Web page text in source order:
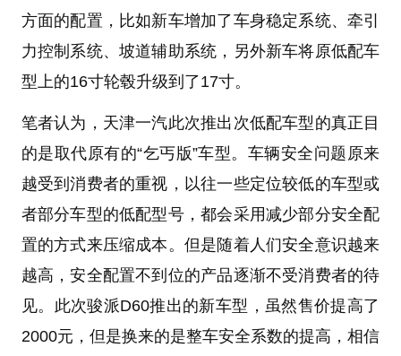
方面的配置，比如新车增加了车身稳定系统、牵引
力控制系统、坡道辅助系统，另外新车将原低配车
型上的16寸轮毂升级到了17寸。
笔者认为，天津一汽此次推出次低配车型的真正目
的是取代原有的“乞丐版”车型。车辆安全问题原来
越受到消费者的重视，以往一些定位较低的车型或
者部分车型的低配型号，都会采用减少部分安全配
置的方式来压缩成本。但是随着人们安全意识越来
越高，安全配置不到位的产品逐渐不受消费者的待
见。此次骏派D60推出的新车型，虽然售价提高了
2000元，但是换来的是整车安全系数的提高，相信